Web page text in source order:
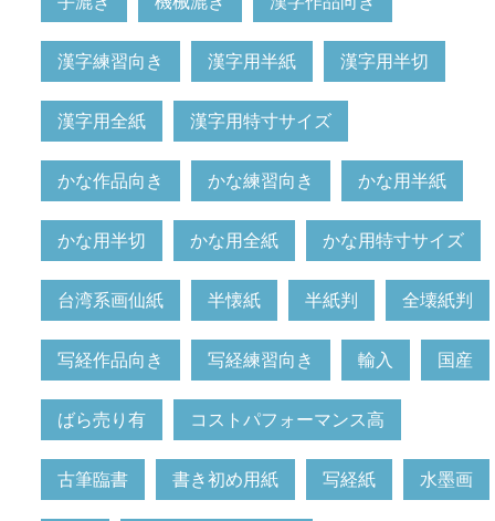
漢字練習向き 漢字用半紙 漢字用半切
漢字用全紙 漢字用特寸サイズ
かな作品向き かな練習向き かな用半紙
かな用半切 かな用全紙 かな用特寸サイズ
台湾系画仙紙 半懐紙 半紙判 全壊紙判
写経作品向き 写経練習向き 輸入 国産
ばら売り有 コストパフォーマンス高
古筆臨書 書き初め用紙 写経紙 水墨画